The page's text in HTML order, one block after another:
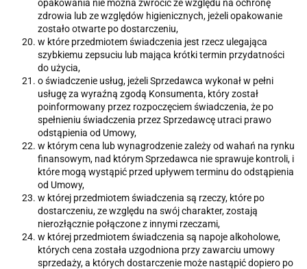
opakowania nie można zwrócić ze względu na ochronę
zdrowia lub ze względów higienicznych, jeżeli opakowanie
zostało otwarte po dostarczeniu,
w które przedmiotem świadczenia jest rzecz ulegająca
szybkiemu zepsuciu lub mająca krótki termin przydatności
do użycia,
o świadczenie usług, jeżeli Sprzedawca wykonał w pełni
usługę za wyraźną zgodą Konsumenta, który został
poinformowany przez rozpoczęciem świadczenia, że po
spełnieniu świadczenia przez Sprzedawcę utraci prawo
odstąpienia od Umowy,
w którym cena lub wynagrodzenie zależy od wahań na rynku
finansowym, nad którym Sprzedawca nie sprawuje kontroli, i
które mogą wystąpić przed upływem terminu do odstąpienia
od Umowy,
w której przedmiotem świadczenia są rzeczy, które po
dostarczeniu, ze względu na swój charakter, zostają
nierozłącznie połączone z innymi rzeczami,
w której przedmiotem świadczenia są napoje alkoholowe,
których cena została uzgodniona przy zawarciu umowy
sprzedaży, a których dostarczenie może nastąpić dopiero po